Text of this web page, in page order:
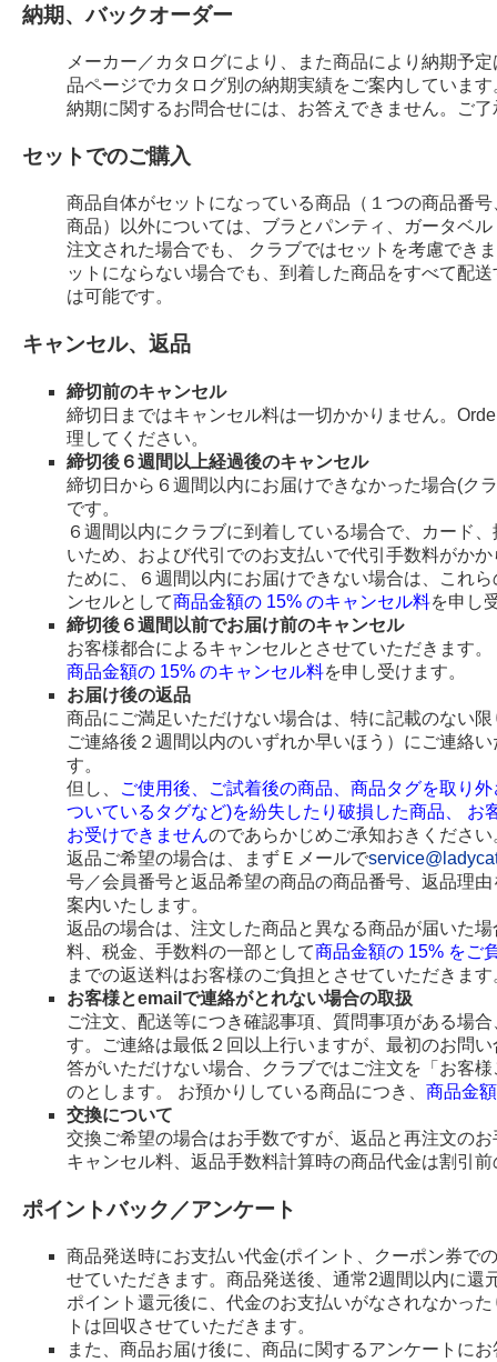
納期、バックオーダー
メーカー／カタログにより、また商品により納期予
品ページでカタログ別の納期実績をご案内しています
納期に関するお問合せには、お答えできません。ご
セットでのご購入
商品自体がセットになっている商品（１つの商品番
商品）以外については、ブラとパンティ、ガータベ
注文された場合でも、 クラブではセットを考慮でき
ットにならない場合でも、到着した商品をすべて配
は可能です。
キャンセル、返品
締切前のキャンセル
締切日まではキャンセル料は一切かかりません。
理してください。
締切後６週間以上経過後のキャンセル
締切日から６週間以内にお届けできなかった場合(ク
です。
６週間以内にクラブに到着している場合で、カード
いため、および代引でのお支払いで代引手数料がか
ために、６週間以内にお届けできない場合は、これ
ンセルとして商品金額の 15% のキャンセル料を申し
締切後６週間以前でお届け前のキャンセル
お客様都合によるキャンセルとさせていただきます。
商品金額の 15% のキャンセル料を申し受けます。
お届け後の返品
商品にご満足いただけない場合は、特に記載のない
ご連絡後２週間以内のいずれか早いほう）にご連絡
す。
但し、
ご使用後、ご試着後の商品、商品タグを取り
ついているタグなど)を紛失したり破損した商品、
お受けできませんのであらかじめご承知おきください
返品ご希望の場合は、まずＥメールで
号／会員番号と返品希望の商品の商品番号、返品理
案内いたします。
返品の場合は、注文した商品と異なる商品が届いた
料、税金、手数料の一部として商品金額の 15% をご
までの返送料はお客様のご負担とさせていただきます
お客様とemailで連絡がとれない場合の取扱
ご注文、配送等につき確認事項、質問事項がある場
す。ご連絡は最低２回以上行いますが、最初のお問
答がいただけない場合、クラブではご注文を「お客
のとします。 お預かりしている商品につき、 商品金
交換について
交換ご希望の場合はお手数ですが、返品と再注文の
キャンセル料、返品手数料計算時の商品代金は割引
ポイントバック／アンケート
商品発送時にお支払い代金(ポイント、クーポン券で
せていただきます。商品発送後、通常2週間以内に還
ポイント還元後に、代金のお支払いがなされなかっ
トは回収させていただきます。
また、商品お届け後に、商品に関するアンケートに